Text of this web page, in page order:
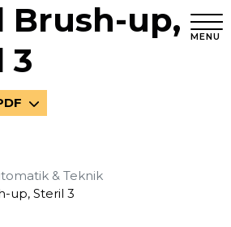
MENU
Brush-up,
3
& Teknik
up, Steril 3